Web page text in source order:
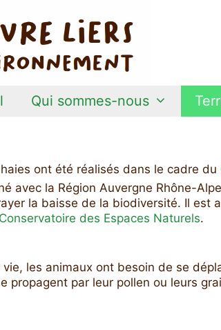
Qui sommes-nous
ont été réalisés dans le cadre du
avec la Région Auvergne Rhône-
la baisse de la biodiversité. Il est
Conservatoire des Espaces Naturels.
les animaux ont besoin de se
propagent par leur pollen ou leurs